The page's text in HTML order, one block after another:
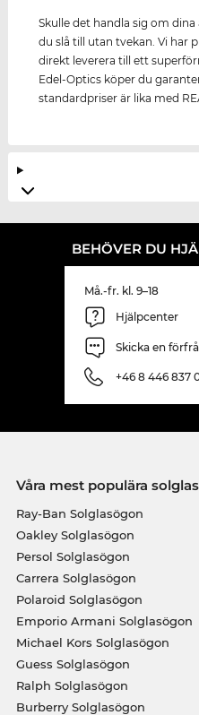
Skulle det handla sig om
du slå till utan tvekan. Vi har
direkt leverera till ett
Edel-Optics köper du
standardpriser är lika med
BEHÖVER DU
Må.-fr. kl. 9–18
Hjälpcenter
Skicka en
+46 8 446 837
Våra mest populära
Ray-Ban Solglasögon
Oakley Solglasögon
Persol Solglasögon
Carrera Solglasögon
Polaroid Solglasögon
Emporio Armani Solglasögon
Michael Kors Solglasögon
Guess Solglasögon
Ralph Solglasögon
Burberry Solglasögon